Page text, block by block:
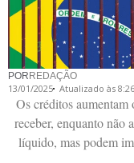
POR REDAÇÃO
13/01/2025 Atualizado às
Os créditos
receber, enquanto não
líquido, mas podem